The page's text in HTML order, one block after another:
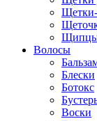
Волосы
Блески
Ботокс
Воски